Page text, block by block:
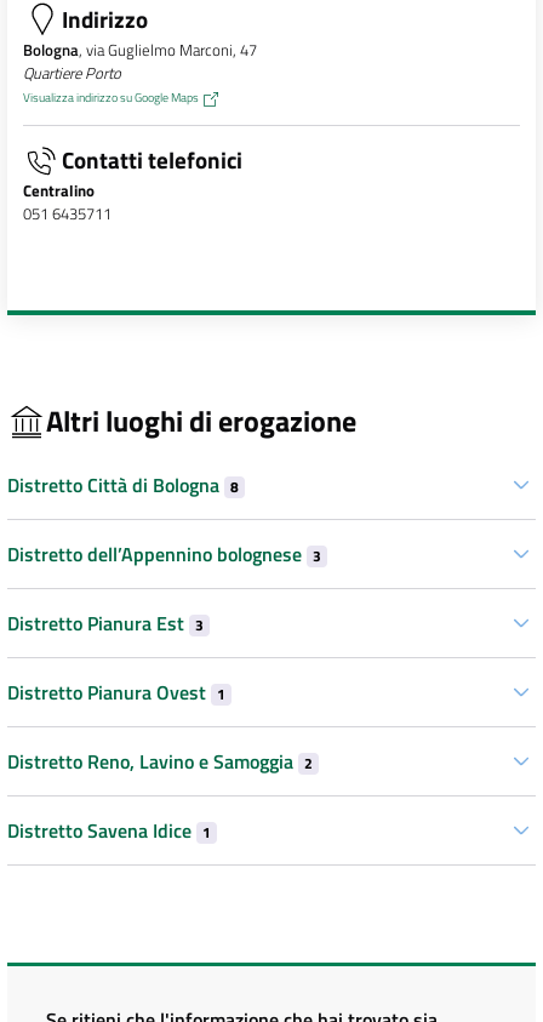
Indirizzo
Bologna, via Guglielmo Marconi, 47
Quartiere Porto
Visualizza indirizzo su Google Maps
Contatti telefonici
Centralino
051 6435711
Altri luoghi di erogazione
Distretto Città di Bologna 8
Distretto dell’Appennino bolognese 3
Distretto Pianura Est 3
Distretto Pianura Ovest 1
Distretto Reno, Lavino e Samoggia 2
Distretto Savena Idice 1